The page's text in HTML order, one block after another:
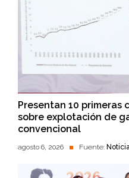
Presentan 10 primeras
sobre explotación de
convencional
agosto 6, 2026 Fuente: